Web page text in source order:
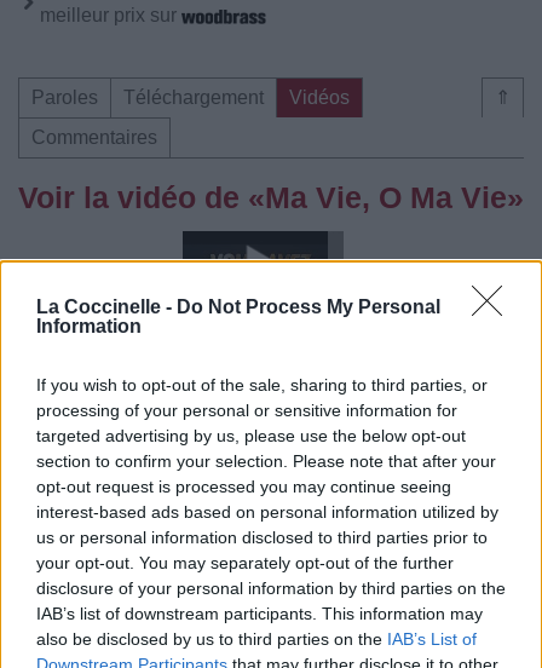
La Coccinelle - Do Not Process My Personal
Information
If you wish to opt-out of the sale, sharing to third parties, or
processing of your personal or sensitive information for
targeted advertising by us, please use the below opt-out
section to confirm your selection. Please note that after your
opt-out request is processed you may continue seeing
interest-based ads based on personal information utilized by
us or personal information disclosed to third parties prior to
your opt-out. You may separately opt-out of the further
disclosure of your personal information by third parties on the
IAB’s list of downstream participants. This information may
also be disclosed by us to third parties on the IAB’s List of
meilleur prix sur
⇑
Paroles Téléchargement
Vidéos
Commentaires
Voir la vidéo de «Ma Vie, O Ma Vie»
Concert/Live
Paroles Téléchargement
Vidéos
Commentaires